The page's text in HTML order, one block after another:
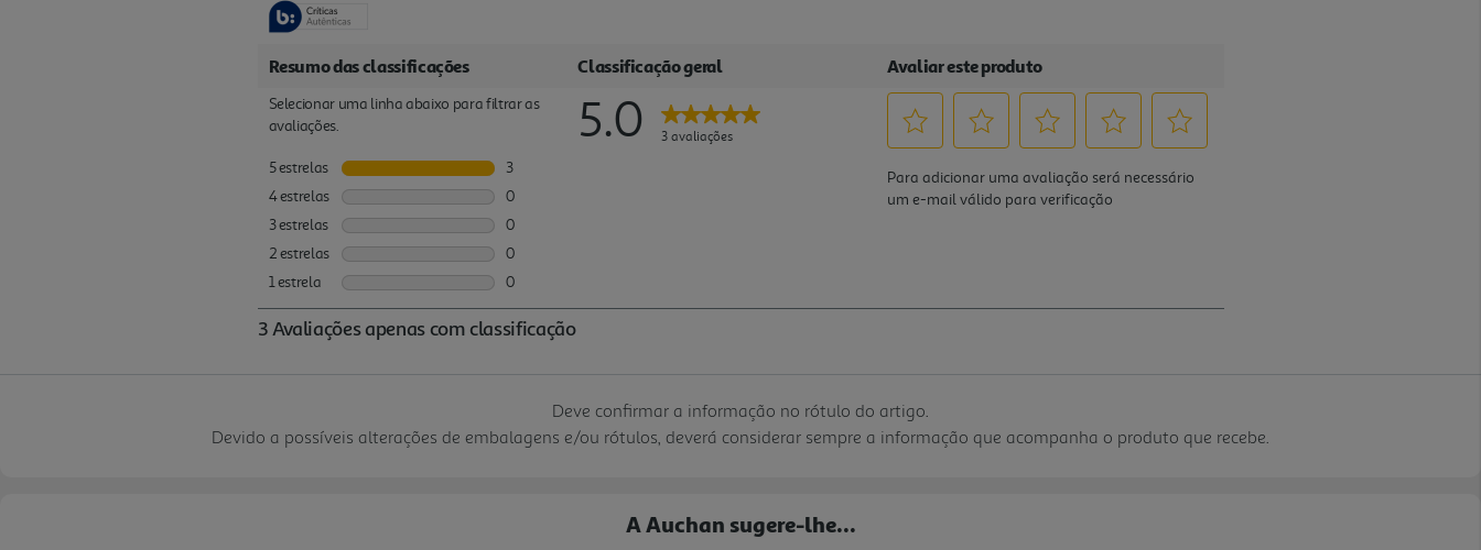
Deve confirmar a informação no rótulo do artigo.
Devido a possíveis alterações de embalagens e/ou rótulos, deverá considerar sempre a informação que acompanha o produto que recebe.
A Auchan sugere-lhe...